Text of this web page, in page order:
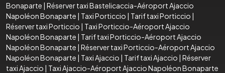
Bonaparte | Réserver taxi Bastelicaccia-Aéroport Ajaccio
Napoléon Bonaparte | Taxi Porticcio | Tarif taxi Porticcio |
Réserver taxi Porticcio | Taxi Porticcio-Aéroport Ajaccio
Napoléon Bonaparte | Tarif taxi Porticcio-Aéroport Ajaccio
Napoléon Bonaparte | Réserver taxi Porticcio-Aéroport Ajaccio
Napoléon Bonaparte | Taxi Ajaccio | Tarif taxi Ajaccio | Réserver
taxi Ajaccio | Taxi Ajaccio-Aéroport Ajaccio Napoléon Bonaparte